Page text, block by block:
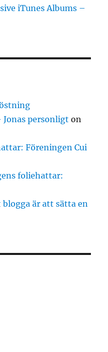
iTunes Albums –
personligt on
Föreningen Cui
foliehattar:
blogga är att sätta en